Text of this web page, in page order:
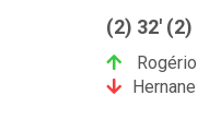
(2) 32' (2)
Rogério
Hernane